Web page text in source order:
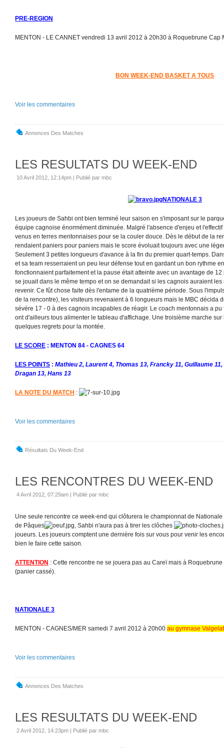
PRE-REGION
MENTON - LE CANNET vendredi 13 avril 2012 à 20h30 à Roquebrune Cap
BON WEEK-END BASKET A TOUS
Voir les commentaires
Annonces Des Matches
LES RESULTATS DU WEEK-END
10 Avril 2012, 12:14pm | Publié par mbc
NATIONALE 3
Les joueurs de Sahbi ont bien terminé leur saison en s'imposant sur le
équipe cagnoise énormément diminuée. Malgré l'absence d'enjeu et
venus en terres mentonnaises pour se la couler douce. Dès le début de la
rendaient paniers pour paniers mais le score évoluait toujours avec une
Seulement 3 petites longueurs d'avance à la fin du premier quart-temps.
et sa team resserraient un peu leur défense tout en gardant un bon rythme
fonctionnaient parfaitement et la pause était atteinte avec un avantage de
se jouait dans le même tempo et on se demandait si les cagnois auraient
revenir. Ce fût chose faite dès l'entame de la quatrième période. Sous
de la rencontre), les visiteurs revenaient à 6 longueurs mais le MBC décida
sévère 17 - 0 à des cagnois incapables de réagir. Le coach mentonnais a
ont d'ailleurs tous alimenter le tableau d'affichage. Une troisième marche
quelques regrets pour la montée.
LE SCORE : MENTON 84 - CAGNES 64
LES POINTS : Mathieu 2, Laurent 4, Thomas 13, Francky 11, Guillaume
Dragan 13, Hans 13
LA NOTE DU MATCH :
Voir les commentaires
Résultats Du Week-End
LES RENCONTRES DU WEEK-END
4 Avril 2012, 07:29am | Publié par mbc
Une seule rencontre ce week-end qui clôturera le championnat de
de Pâques
, Sahbi n'aura pas à tirer les clôches
joueurs. Les joueurs comptent une dernière fois sur vous pour venir les
bien le faire cette saison.
ATTENTION : Cette rencontre ne se jouera pas au Careï mais à
(panier cassé).
NATIONALE 3
MENTON - CAGNES/MER samedi 7 avril 2012 à 20h00 au gymnase
Voir les commentaires
Annonces Des Matches
LES RESULTATS DU WEEK-END
2 Avril 2012, 14:23pm | Publié par mbc